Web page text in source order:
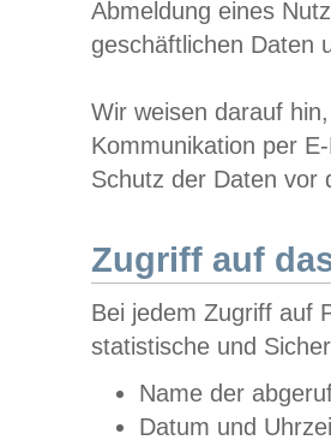
Abmeldung eines
geschäftlichen Daten
Wir weisen darauf
Kommunikation per
Schutz der Daten vor
Zugriff auf
Bei jedem Zugriff auf
statistische und
Name der
Datum und